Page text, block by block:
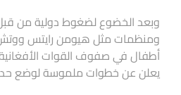
وبعد الخضوع لضغوط دولية من
ومنظمات مثل هيومن رايتس
أطفال في صفوف القوات
يعلن عن خطوات ملموسة لوضع حد